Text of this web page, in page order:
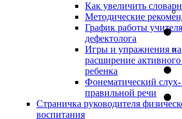
Как увеличить
Методические
График работы
дефектолога
Игры и упражнения на
расширение активного
ребенка
Фонематический слух-
правильной речи
Страничка руководителя
воспитания